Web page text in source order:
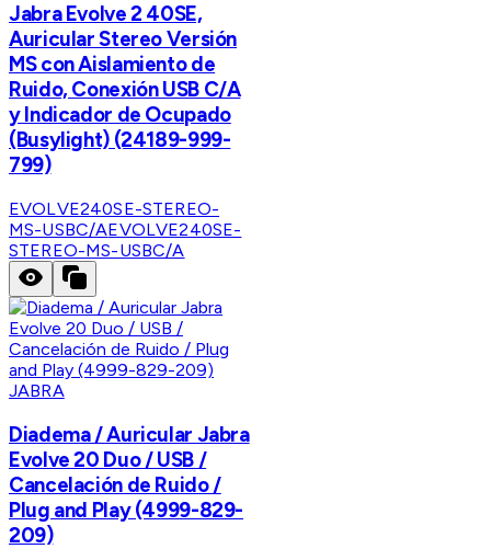
Jabra Evolve 2 40SE,
Auricular Stereo Versión
MS con Aislamiento de
Ruido, Conexión USB C/A
y Indicador de Ocupado
(Busylight) (24189-999-
799)
EVOLVE240SE-STEREO-
MS-USBC/AEVOLVE240SE-
STEREO-MS-USBC/A
JABRA
Diadema / Auricular Jabra
Evolve 20 Duo / USB /
Cancelación de Ruido /
Plug and Play (4999-829-
209)